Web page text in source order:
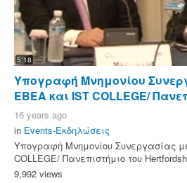
5:18
Υπογραφή Μνημονίου
ΕΒΕΑ και IST COLLEGE/
16 years ago
in Events-Εκδηλώσεις
Υπογραφή Μνημονίου Συνεργασίας
COLLEGE/ Πανεπιστήμιο του
9,992 views